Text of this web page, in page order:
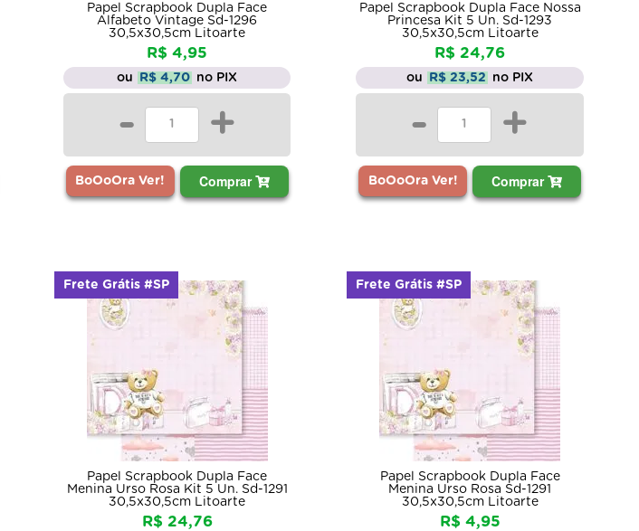
Papel Scrapbook Dupla Face
Alfabeto Vintage Sd-1296
30,5x30,5cm Litoarte
R$ 4,95
ou R$ 4,70 no PIX
- +
BoOoOra Ver! Comprar
Papel Scrapbook Dupla Face Nossa
Princesa Kit 5 Un. Sd-1293
30,5x30,5cm Litoarte
R$ 24,76
ou R$ 23,52 no PIX
- +
BoOoOra Ver! Comprar
Papel Scrapbook Dupla Face
Menina Urso Rosa Kit 5 Un. Sd-1291
30,5x30,5cm Litoarte
R$ 24,76
Frete Grátis #SP
Papel Scrapbook Dupla Face
Menina Urso Rosa Sd-1291
30,5x30,5cm Litoarte
R$ 4,95
Frete Grátis #SP